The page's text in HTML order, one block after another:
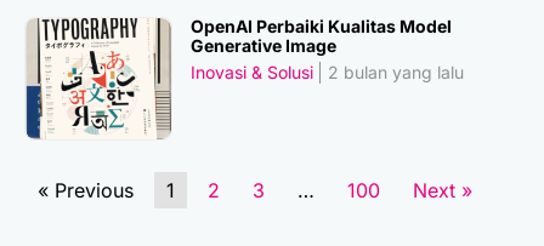
OpenAI Perbaiki Kualitas Model
Generative Image
Inovasi & Solusi
2 bulan yang lalu
« Previous 1 2 3 … 100 Next »